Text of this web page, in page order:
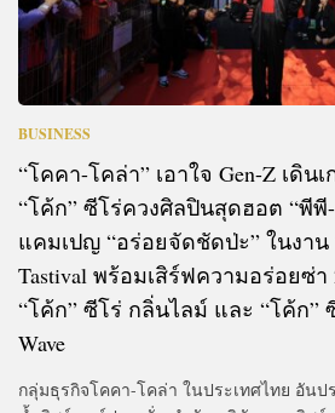
BUSINESS
“โคคา-โคล่า” เอาใจ Gen-Z เดิ
“โค้ก” ซีโร่ควงศิลปินสุดฮอต “พีพี
แคมเปญ “อร่อยจัดชัดป่ะ” ในงาน
Tastival พร้อมเสิร์ฟความอร่อย
“โค้ก” ซีโร่ กลิ่นไลม์ และ “โค้ก”
Wave
กลุ่มธุรกิจโคคา-โคล่า ในประเทศไทย อันป